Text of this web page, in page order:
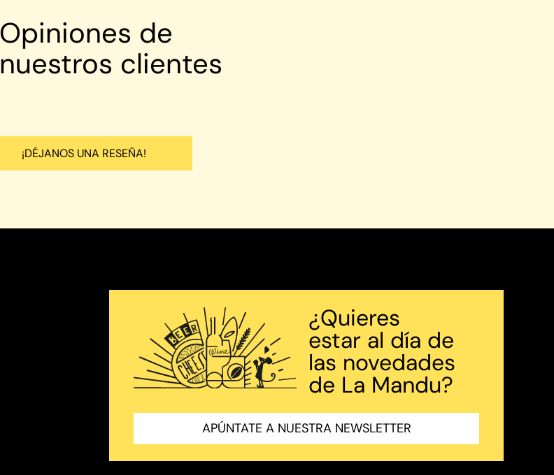
Opiniones de
nuestros clientes
¡DÉJANOS UNA RESEÑA!
¿Quieres
estar al día de
las novedades
de La Mandu?
APÚNTATE A NUESTRA NEWSLETTER